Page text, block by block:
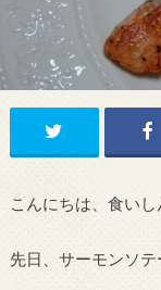
こんにちは、食い
先日、サーモンソテ